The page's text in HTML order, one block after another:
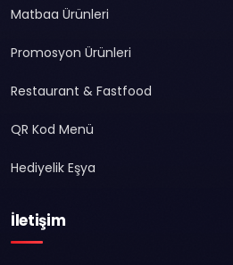
Matbaa Ürünleri
Promosyon Ürünleri
Restaurant & Fastfood
QR Kod Menü
Hediyelik Eşya
İletişim